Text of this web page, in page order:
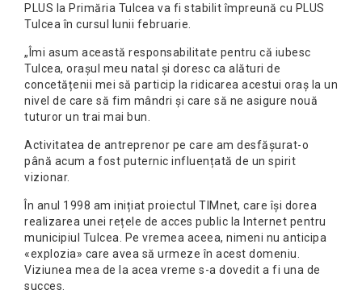
PLUS la Primăria Tulcea va fi stabilit împreună cu PLUS
Tulcea în cursul lunii februarie.
„Îmi asum această responsabilitate pentru că iubesc
Tulcea, orașul meu natal și doresc ca alături de
concetățenii mei să particip la ridicarea acestui oraș la un
nivel de care să fim mândri și care să ne asigure nouă
tuturor un trai mai bun.
Activitatea de antreprenor pe care am desfășurat-o
până acum a fost puternic influențată de un spirit
vizionar.
În anul 1998 am inițiat proiectul TIMnet, care își dorea
realizarea unei rețele de acces public la Internet pentru
municipiul Tulcea. Pe vremea aceea, nimeni nu anticipa
«explozia» care avea să urmeze în acest domeniu.
Viziunea mea de la acea vreme s-a dovedit a fi una de
succes.